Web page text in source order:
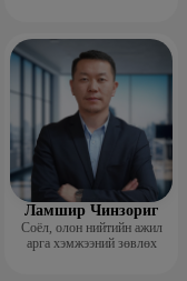
Ламшир Чинзориг
Соёл, олон нийтийн ажил
арга хэмжээний зөвлөх